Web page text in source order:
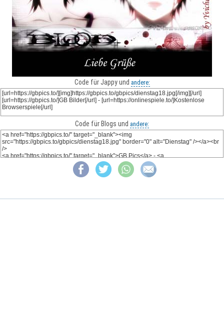
Code für Jappy und andere:
Code für Blogs und andere: